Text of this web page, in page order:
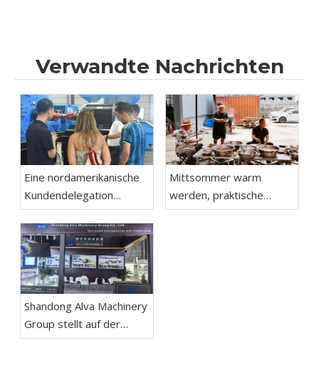
Verwandte Nachrichten
Eine nordamerikanische
Kundendelegation
besucht die Shandong
Alva Machinery Group zur
Inspektion und
Verhandlung
Mittsommer warm
werden, praktische
Maßnahmen ergreifen,
Shandong Alva Machinery
Group stellt auf der
Aluminium China 2026 in